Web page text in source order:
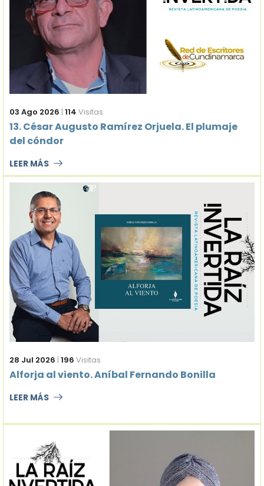
03 Ago 2026 | 114 Visitas
13. César Augusto Ramírez Orjuela. El plumaje
del cóndor
LEER MÁS
28 Jul 2026 | 196 Visitas
Alforja al viento. Aníbal Fernando Bonilla
LEER MÁS